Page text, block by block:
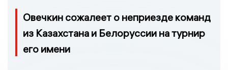
Овечкин сожалеет о неприезде команд
из Казахстана и Белоруссии на турнир
его имени